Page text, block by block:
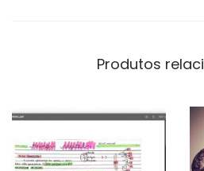
Produtos